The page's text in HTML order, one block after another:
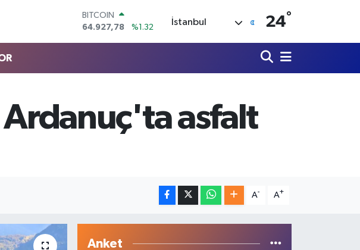
DOLAR
47,5894
%0.08
64,1581
%0.16
BİST100
13.703
%11
İstanbul 24°
asfalt
A- A+
Anket